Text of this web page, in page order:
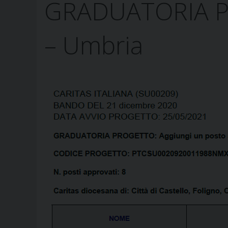
GRADUATORIA
– Umbria